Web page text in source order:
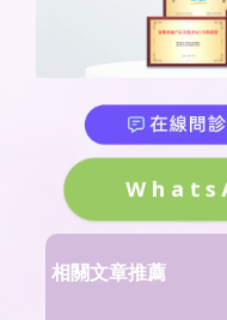
相關文章推薦